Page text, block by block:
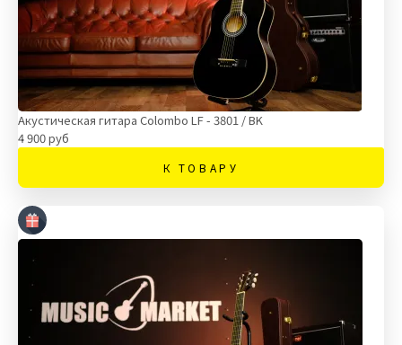
Акустическая гитара Colombo LF - 3801 / BK
4 900 руб
К ТОВАРУ